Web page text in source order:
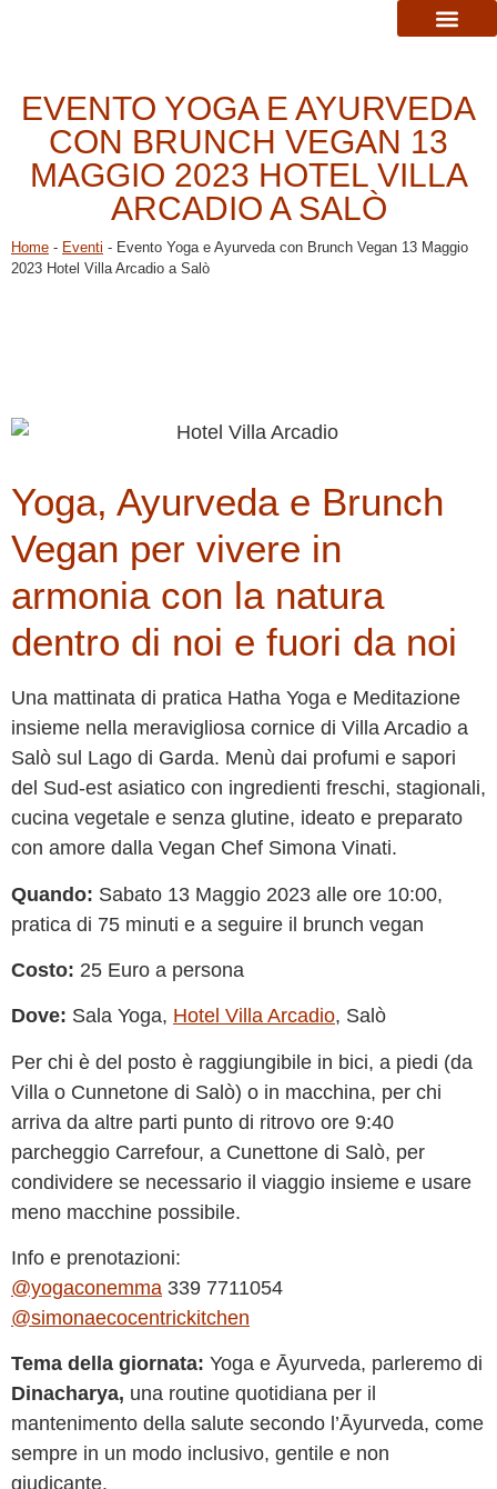
EVENTO YOGA E AYURVEDA
CON BRUNCH VEGAN 13
MAGGIO 2023 HOTEL VILLA
ARCADIO A SALÒ
Home - Eventi - Evento Yoga e Ayurveda con Brunch Vegan 13 Maggio
2023 Hotel Villa Arcadio a Salò
Yoga, Ayurveda e Brunch
Vegan per vivere in
armonia con la natura
dentro di noi e fuori da noi
Una mattinata di pratica Hatha Yoga e Meditazione
insieme nella meravigliosa cornice di Villa Arcadio a
Salò sul Lago di Garda. Menù dai profumi e sapori
del Sud-est asiatico con ingredienti freschi, stagionali,
cucina vegetale e senza glutine, ideato e preparato
con amore dalla Vegan Chef Simona Vinati.
Quando: Sabato 13 Maggio 2023 alle ore 10:00,
pratica di 75 minuti e a seguire il brunch vegan
Costo: 25 Euro a persona
Dove: Sala Yoga, Hotel Villa Arcadio, Salò
Per chi è del posto è raggiungibile in bici, a piedi (da
Villa o Cunnetone di Salò) o in macchina, per chi
arriva da altre parti punto di ritrovo ore 9:40
parcheggio Carrefour, a Cunettone di Salò, per
condividere se necessario il viaggio insieme e usare
meno macchine possibile.
Info e prenotazioni:
@yogaconemma 339 7711054
@simonaecocentrickitchen
Tema della giornata: Yoga e Āyurveda, parleremo di
Dinacharya, una routine quotidiana per il
mantenimento della salute secondo l’Āyurveda, come
sempre in un modo inclusivo, gentile e non
giudicante.